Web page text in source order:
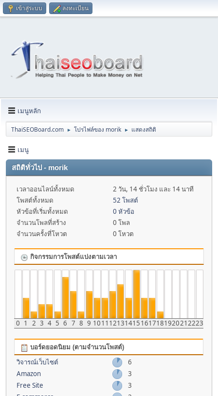
เข้าสู่ระบบ ลงทะเบียน
เมนูหลัก
ThaiSEOBoard.com ► โปรไฟล์ของ morik ► แสดงสถิติ
เมนู
สถิติทั่วไป - morik
เวลาออนไลน์ทั้งหมด
2 วัน, 14 ชั่วโมง และ 14 นาที
โพสต์ทั้งหมด
52 โพสต์
หัวข้อที่เริ่มทั้งหมด
0 หัวข้อ
จำนวนโพลที่สร้าง
0 โพล
จำนวนครั้งที่โหวต
0 โหวต
กิจกรรมการโพสต์แบ่งตามเวลา
0 1 2 3 4 5 6 7 8 9 1011 121314151617181920212223
บอร์ดยอดนิยม (ตามจำนวนโพสต์)
วิจารณ์เว็บไซต์
6
Amazon
3
Free Site
3